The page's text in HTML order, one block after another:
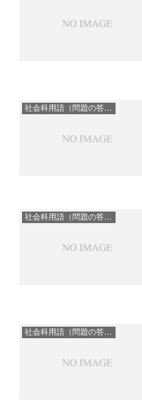
社会科用語（問題の答え）